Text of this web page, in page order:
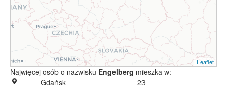
Leaflet
Najwięcej osób o nazwisku Engelberg mieszka w:
Gdańsk
23